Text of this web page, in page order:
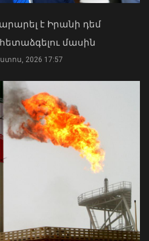
բախվել են
4 վիրավոր
է
է Իրանի դեմ
մասին
2026 17:57